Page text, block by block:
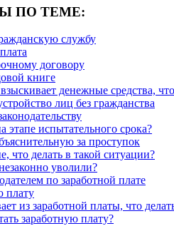
ПО ТЕМЕ:
службу
договору
книге
денежные средства,
лиц без гражданства
испытательного срока?
за проступок
что делать в такой ситуации?
уволили?
по заработной плате
плату
из заработной платы, что
заработную плату?